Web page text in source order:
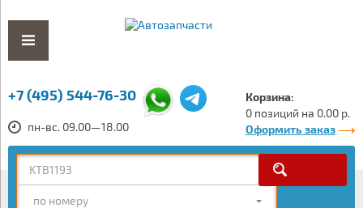
+7 (495) 544-76-30
пн-вс. 09.00—18.00
Корзина:
0 позиций на 0.00 р.
Оформить заказ
по номеру